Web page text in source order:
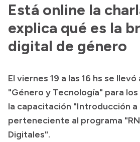
Delegaciones
Normativa
Presupuesto
Boletín Oficial
Compras y licitaciones
Consulta de expedientes
Está online la
explica qué es la
digital de género
El viernes 19 a las 16 hs se
"Género y Tecnología" para
la capacitación "Introducción
perteneciente al programa
Digitales".